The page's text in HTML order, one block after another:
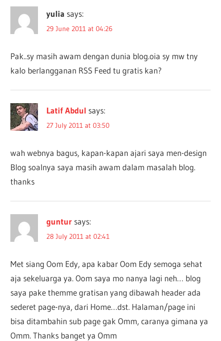
yulia says:
29 June 2011 at 04:26
Pak..sy masih awam dengan dunia blog.oia sy mw tny
kalo berlangganan RSS Feed tu gratis kan?
Latif Abdul says:
27 July 2011 at 03:50
wah webnya bagus, kapan-kapan ajari saya men-design
Blog soalnya saya masih awam dalam masalah blog.
thanks
guntur says:
28 July 2011 at 02:41
Met siang Oom Edy, apa kabar Oom Edy semoga sehat
aja sekeluarga ya. Oom saya mo nanya lagi neh… blog
saya pake themme gratisan yang dibawah header ada
sederet page-nya, dari Home…dst. Halaman/page ini
bisa ditambahin sub page gak Omm, caranya gimana ya
Omm. Thanks banget ya Omm